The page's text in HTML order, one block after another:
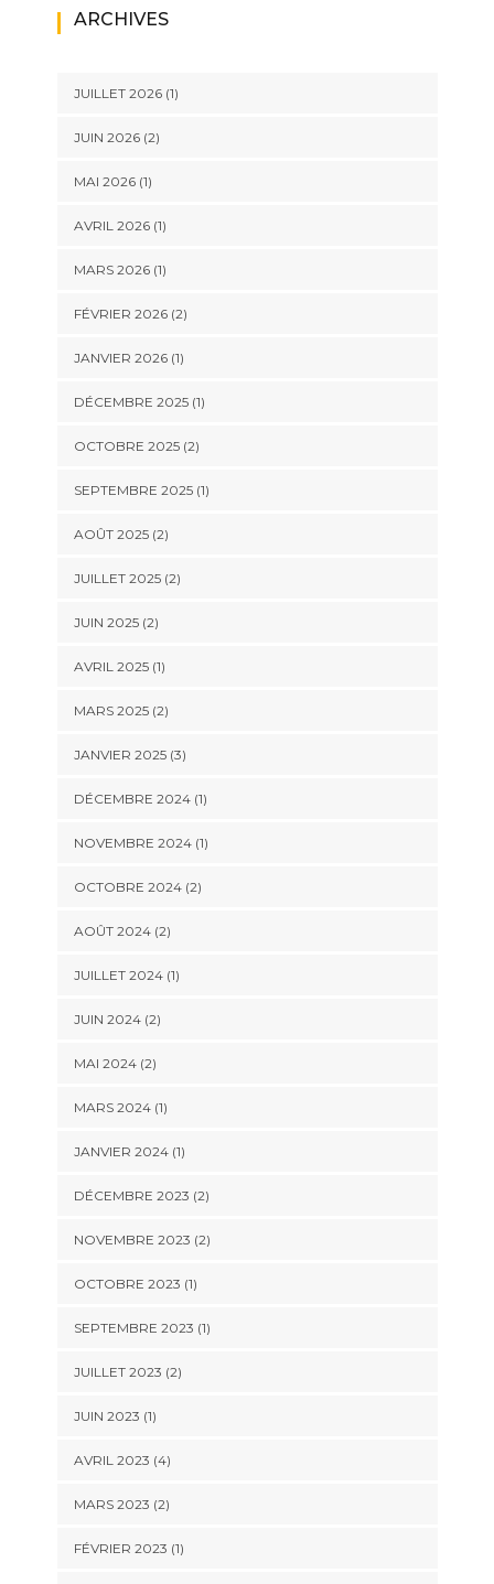
ARCHIVES
JUILLET 2026(1)
JUIN 2026(2)
MAI 2026(1)
AVRIL 2026(1)
MARS 2026(1)
FÉVRIER 2026(2)
JANVIER 2026(1)
DÉCEMBRE 2025(1)
OCTOBRE 2025(2)
SEPTEMBRE 2025(1)
AOÛT 2025(2)
JUILLET 2025(2)
JUIN 2025(2)
AVRIL 2025(1)
MARS 2025(2)
JANVIER 2025(3)
DÉCEMBRE 2024(1)
NOVEMBRE 2024(1)
OCTOBRE 2024(2)
AOÛT 2024(2)
JUILLET 2024(1)
JUIN 2024(2)
MAI 2024(2)
MARS 2024(1)
JANVIER 2024(1)
DÉCEMBRE 2023 (2)
NOVEMBRE 2023 (2)
OCTOBRE 2023 (1)
SEPTEMBRE 2023 (1)
JUILLET 2023 (2)
JUIN 2023 (1)
AVRIL 2023 (4)
MARS 2023 (2)
FÉVRIER 2023 (1)